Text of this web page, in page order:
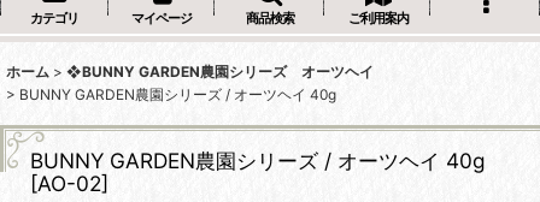
カテゴリ マイページ 商品検索 ご利用案内
ホーム > ❖BUNNY GARDEN農園シリーズ オーツヘイ
> BUNNY GARDEN農園シリーズ / オーツヘイ 40g
BUNNY GARDEN農園シリーズ / オーツヘイ 40g
[AO-02]